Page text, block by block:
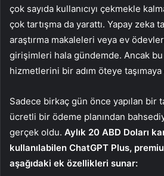
çok sayıda kullanıcıyı çekmekle
çok tartışma da yarattı. Yapay zeka
araştırma makaleleri veya ev
girişimleri hala gündemde. Ancak
hizmetlerini bir adım öteye
Sadece birkaç gün önce yapılan bir
ücretli bir ödeme planından
gerçek oldu. Aylık 20 ABD Doları
kullanılabilen ChatGPT Plus,
aşağıdaki ek özellikleri sunar: